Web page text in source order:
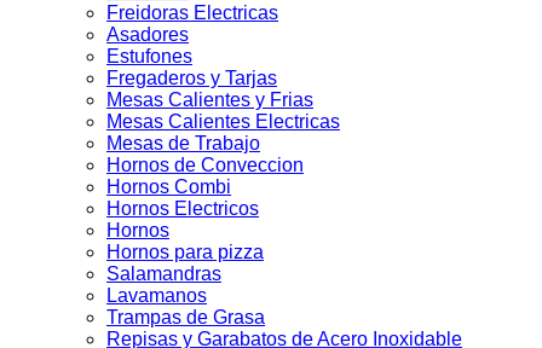
Freidoras Electricas
Asadores
Estufones
Fregaderos y Tarjas
Mesas Calientes y Frias
Mesas Calientes Electricas
Mesas de Trabajo
Hornos de Conveccion
Hornos Combi
Hornos Electricos
Hornos
Hornos para pizza
Salamandras
Lavamanos
Trampas de Grasa
Repisas y Garabatos de Acero Inoxidable